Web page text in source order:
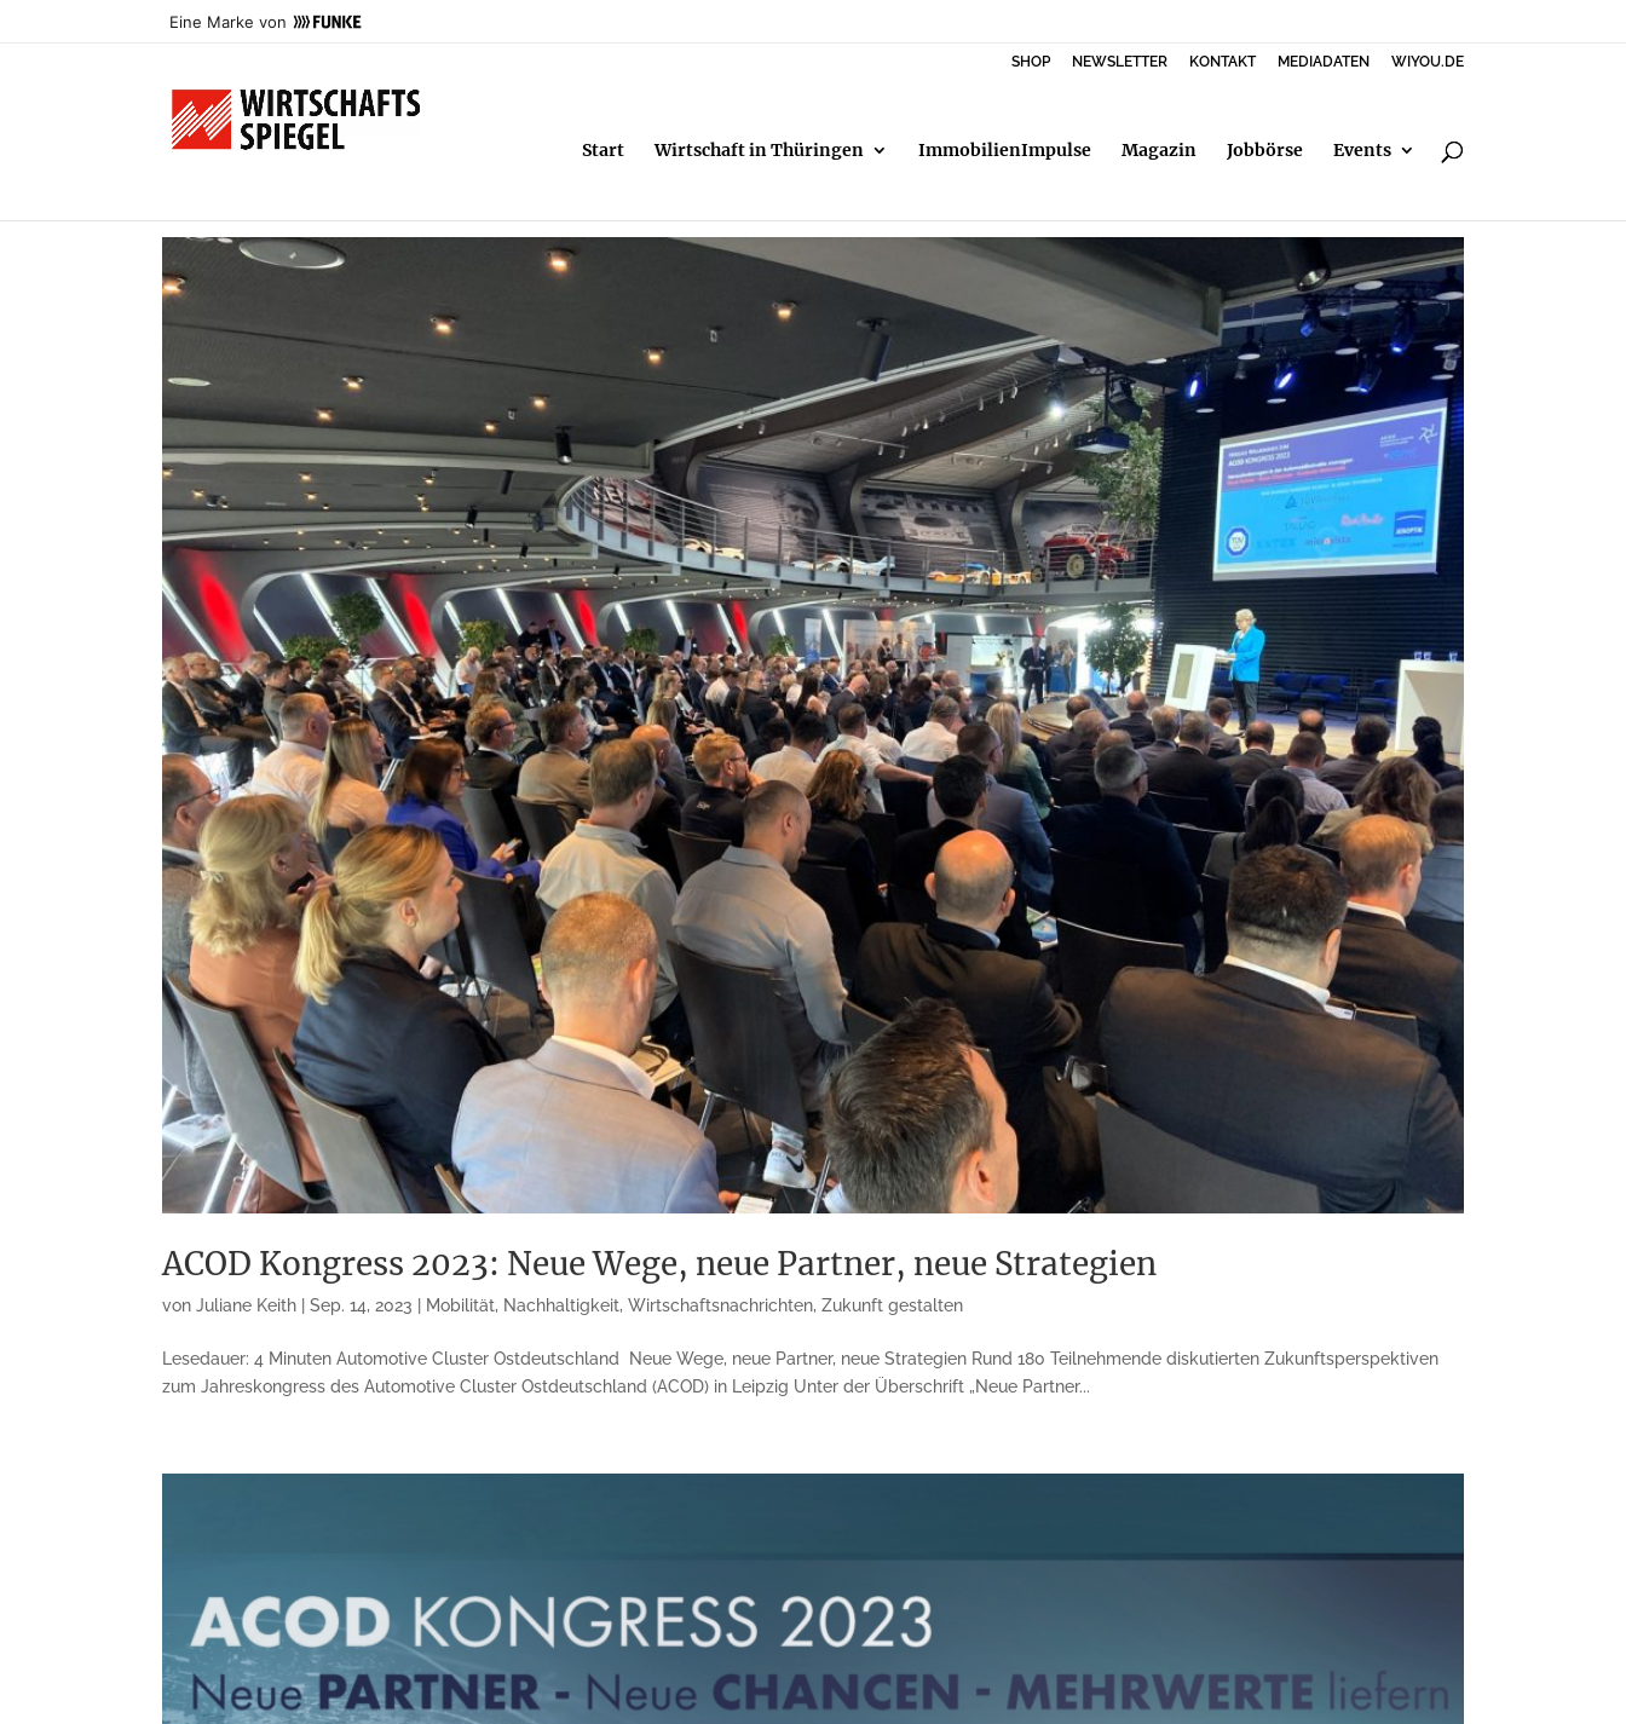
Eine Marke von
SHOP NEWSLETTER KONTAKT MEDIADATEN WIYOU.DE
Start Wirtschaft in Thüringen ImmobilienImpulse Magazin Jobbörse Events
ACOD Kongress 2023: Neue Wege, neue Partner, neue Strategien
vonJuliane Keith |Sep. 14, 2023 Mobilität, Nachhaltigkeit,Wirtschaftsnachrichten,Zukunft gestalten
Lesedauer: 4 Minuten Automotive Cluster Ostdeutschland Neue Wege, neue Partner, neue Strategien Rund 180 Teilnehmende diskutierten Zukunftsperspektiven
zum Jahreskongress des Automotive Cluster Ostdeutschland (ACOD) in Leipzig Unter der Überschrift „Neue Partner...